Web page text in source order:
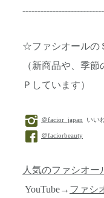
☆ファシオールの
（新商品や、季
Ｐしています）
＠facior_japan いい
＠faciorbeauty
人気のファシオ
YouTube→ ファシ